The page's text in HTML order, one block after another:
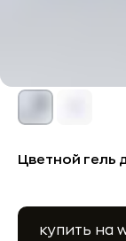
Цветной гель
купить на